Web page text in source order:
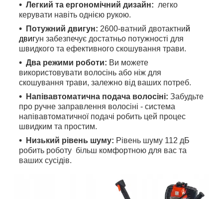
Легкий та ергономічний дизайн: легко
керувати навіть однією рукою.
Потужний двигун: 2600-ватний двотактний
двигун забезпечує достатньо потужності для
швидкого та ефективного скошування трави.
Два режими роботи: Ви можете
використовувати волосінь або ніж для
скошування трави, залежно від ваших потреб.
Напівавтоматична подача волосіні: Забудьте
про ручне заправлення волосіні - система
напівавтоматичної подачі робить цей процес
швидким та простим.
Низький рівень шуму: Рівень шуму 112 дБ
робить роботу більш комфортною для вас та
ваших сусідів.